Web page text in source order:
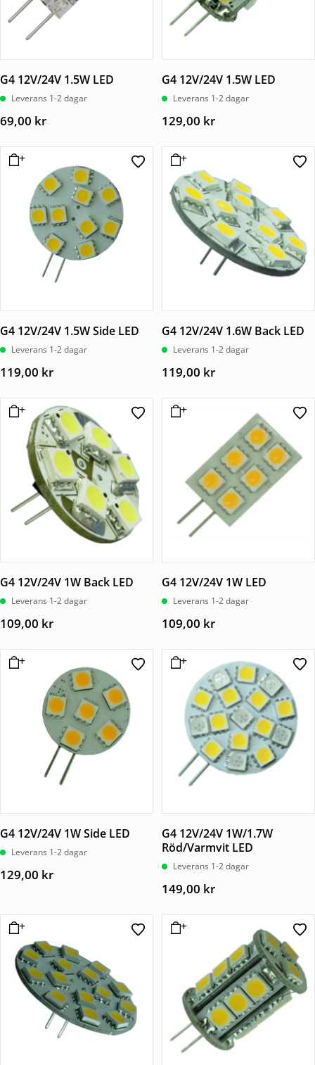
G4 12V/24V 1.5W LED
Leverans 1-2 dagar
69,00 kr
G4 12V/24V 1.5W LED
Leverans 1-2 dagar
129,00 kr
G4 12V/24V 1.5W Side LED
Leverans 1-2 dagar
119,00 kr
G4 12V/24V 1.6W Back LED
Leverans 1-2 dagar
119,00 kr
G4 12V/24V 1W Back LED
Leverans 1-2 dagar
109,00 kr
G4 12V/24V 1W LED
Leverans 1-2 dagar
109,00 kr
G4 12V/24V 1W Side LED
Leverans 1-2 dagar
129,00 kr
G4 12V/24V 1W/1.7W
Röd/Varmvit LED
Leverans 1-2 dagar
149,00 kr